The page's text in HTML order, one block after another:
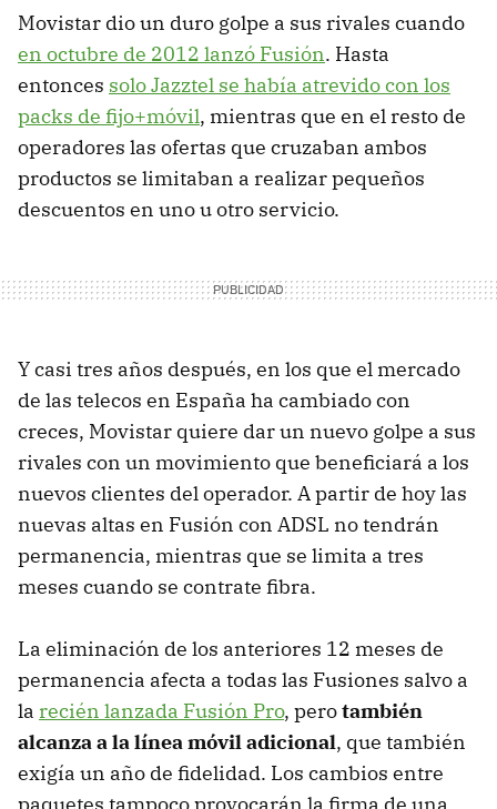
Movistar dio un duro golpe a sus rivales cuando
en octubre de 2012 lanzó Fusión. Hasta
entonces solo Jazztel se había atrevido con los
packs de fijo+móvil, mientras que en el resto de
operadores las ofertas que cruzaban ambos
productos se limitaban a realizar pequeños
descuentos en uno u otro servicio.
Y casi tres años después, en los que el mercado
de las telecos en España ha cambiado con
creces, Movistar quiere dar un nuevo golpe a sus
rivales con un movimiento que beneficiará a los
nuevos clientes del operador. A partir de hoy las
nuevas altas en Fusión con ADSL no tendrán
permanencia, mientras que se limita a tres
meses cuando se contrate fibra.
La eliminación de los anteriores 12 meses de
permanencia afecta a todas las Fusiones salvo a
la recién lanzada Fusión Pro, perotambién
alcanza a la línea móvil adicional, que también
exigía un año de fidelidad. Los cambios entre
paquetes tampoco provocarán la firma de una